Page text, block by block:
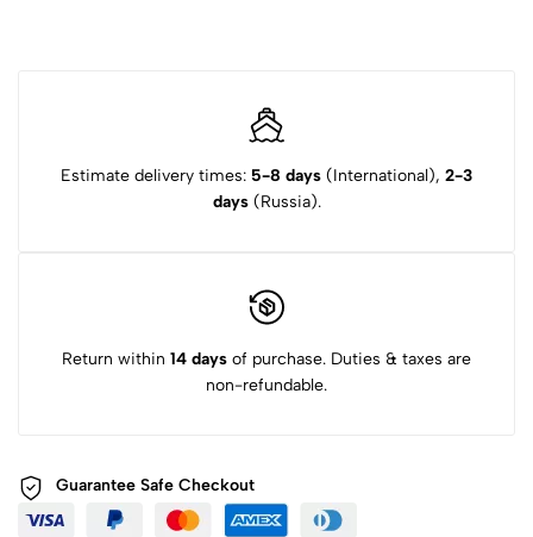
Estimate delivery times: 5-8 days (International), 2-3
days(Russia).
Return within 14 days of purchase. Duties & taxes are
non-refundable.
Guarantee Safe Checkout